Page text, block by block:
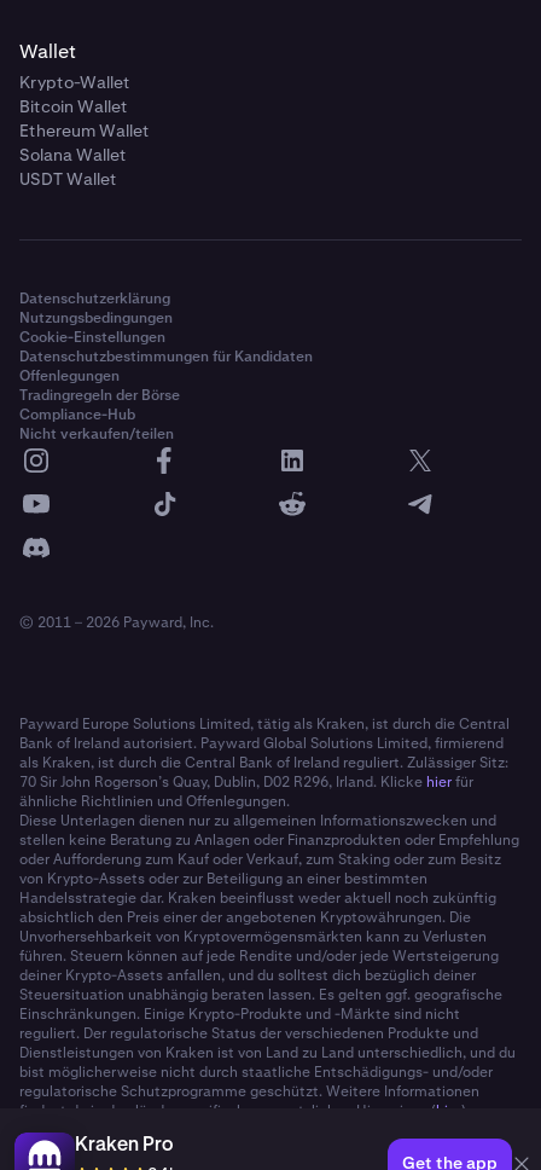
Kraken Pro
Get the app
Wallet
Krypto-Wallet
Bitcoin Wallet
Ethereum Wallet
Solana Wallet
USDT Wallet
Datenschutzerklärung
Nutzungsbedingungen
Cookie-Einstellungen
Datenschutzbestimmungen für Kandidaten
Offenlegungen
Tradingregeln der Börse
Compliance-Hub
Nicht verkaufen/teilen
© 2011 – 2026 Payward, Inc.
Payward Europe Solutions Limited, tätig als Kraken, ist durch die Central
Bank of Ireland autorisiert. Payward Global Solutions Limited, firmierend
als Kraken, ist durch die Central Bank of Ireland reguliert. Zulässiger Sitz:
70 Sir John Rogerson’s Quay, Dublin, D02 R296, Irland. Klicke hierfür
ähnliche Richtlinien und Offenlegungen.
Diese Unterlagen dienen nur zu allgemeinen Informationszwecken und
stellen keine Beratung zu Anlagen oder Finanzprodukten oder Empfehlung
oder Aufforderung zum Kauf oder Verkauf, zum Staking oder zum Besitz
von Krypto-Assets oder zur Beteiligung an einer bestimmten
Handelsstrategie dar. Kraken beeinflusst weder aktuell noch zukünftig
absichtlich den Preis einer der angebotenen Kryptowährungen. Die
Unvorhersehbarkeit von Kryptovermögensmärkten kann zu Verlusten
führen. Steuern können auf jede Rendite und/oder jede Wertsteigerung
deiner Krypto-Assets anfallen, und du solltest dich bezüglich deiner
Steuersituation unabhängig beraten lassen. Es gelten ggf. geografische
Einschränkungen. Einige Krypto-Produkte und -Märkte sind nicht
reguliert. Der regulatorische Status der verschiedenen Produkte und
Dienstleistungen von Kraken ist von Land zu Land unterschiedlich, und du
bist möglicherweise nicht durch staatliche Entschädigungs- und/oder
regulatorische Schutzprogramme geschützt. Weitere Informationen
findest du in den länderspezifischen gesetzlichen Hinweisen (hier ).